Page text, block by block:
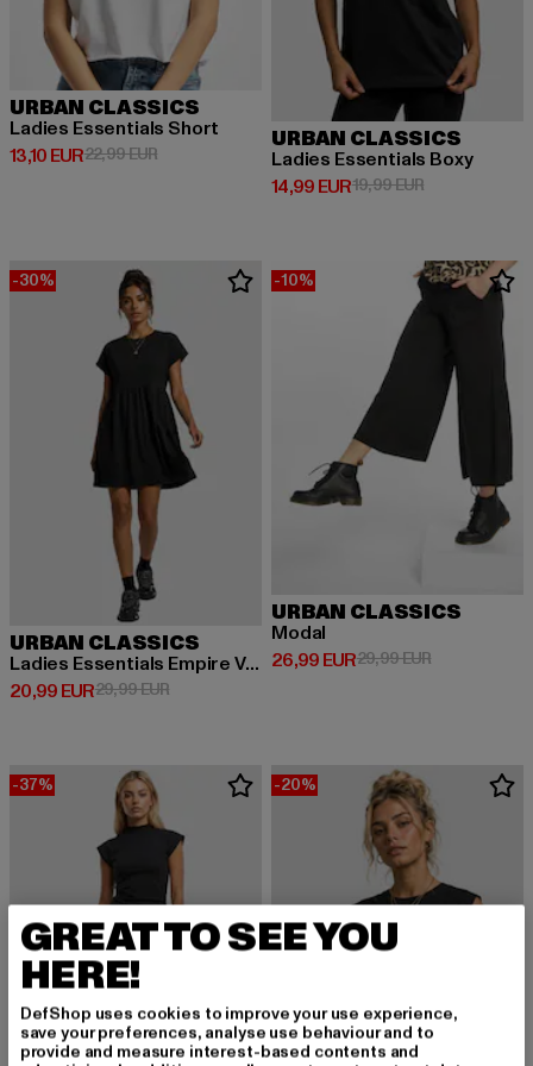
URBAN CLASSICS
Ladies Essentials Short
13,10 EUR
Derzeitiger Preis: 13,10 EUR
22,99 EURAktionspreis: 22,99 EUR
URBAN CLASSICS
Ladies Essentials Boxy
14,99 EUR
Derzeitiger Preis: 14,99 EUR
19,99 EURAktionspreis:
-30%
URBAN CLASSICS
Ladies Essentials Empire Valance
20,99 EUR
Derzeitiger Preis: 20,99 EUR
29,99 EURAktionspreis: 29,99 EUR
-10%
URBAN CLASSICS
Modal
26,99 EUR
Derzeitiger Preis: 26,99 EUR
29,99 EURAktionspreis:
-37% -20%
GREAT TO SEE YOU
HERE!
DefShop uses cookies to improve your use experience,
save your preferences, analyse use behaviour and to
provide and measure interest-based contents and